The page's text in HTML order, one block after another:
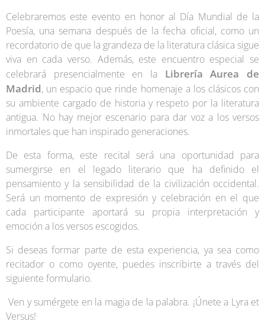
Celebraremos este evento en honor al Día Mundial de la
Poesía, una semana después de la fecha oficial, como un
recordatorio de que la grandeza de la literatura clásica sigue
viva en cada verso. Además, este encuentro especial se
celebrará presencialmente en la Librería Aurea de
Madrid, un espacio que rinde homenaje a los clásicos con
su ambiente cargado de historia y respeto por la literatura
antigua. No hay mejor escenario para dar voz a los versos
inmortales que han inspirado generaciones.
De esta forma, este recital será una oportunidad para
sumergirse en el legado literario que ha definido el
pensamiento y la sensibilidad de la civilización occidental.
Será un momento de expresión y celebración en el que
cada participante aportará su propia interpretación y
emoción a los versos escogidos.
Si deseas formar parte de esta experiencia, ya sea como
recitador o como oyente, puedes inscribirte a través del
siguiente formulario.
Ven y sumérgete en la magia de la palabra. ¡Únete a Lyra et
Versus!